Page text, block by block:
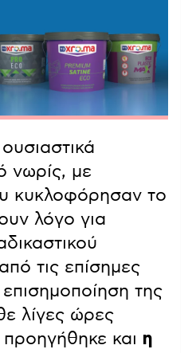
νωρίς, με
κυκλοφόρησαν το
λόγο για
τις επίσημες
της
λίγες ώρες
και η